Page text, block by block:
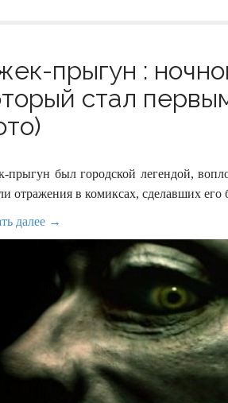
прыгун :
стал
прыгун был городской легендой,
отражения в комиксах, сделавших его
далее →